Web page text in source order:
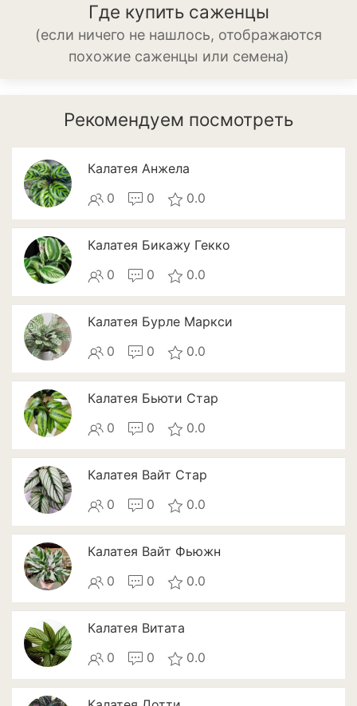
Подсолнечник
Салат
Свекла
Сельдерей
Томат
Тыква
Цветная капуста
Чеснок
Шпинат
Плодовые деревья и
кустарники
Абрикосы
Айва
Актинидия
Алыча
Апельсины
Барбарис
Вишня
Где купить саженцы
(если ничего не нашлось, отображаются
похожие саженцы или семена)
Рекомендуем посмотреть
Калатея Анжела
0 0 0.0
Калатея Бикажу Гекко
0 0 0.0
Калатея Бурле Маркси
0 0 0.0
Калатея Бьюти Стар
0 0 0.0
Калатея Вайт Стар
0 0 0.0
Калатея Вайт Фьюжн
0 0 0.0
Калатея Витата
0 0 0.0